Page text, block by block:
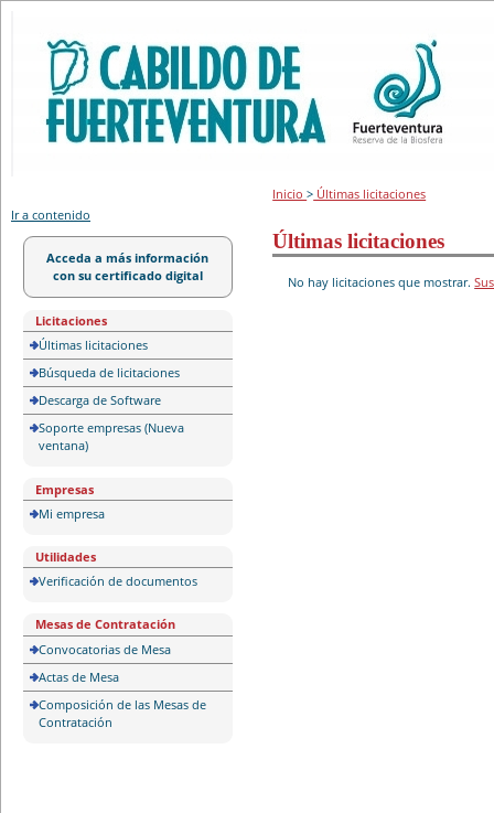
Ir a contenido
Acceda a más información
con su certificado digital
Licitaciones
Últimas licitaciones
Búsqueda de licitaciones
Descarga de Software
Soporte empresas (Nueva
ventana)
Empresas
Mi empresa
Utilidades
Verificación de documentos
Mesas de Contratación
Convocatorias de Mesa
Actas de Mesa
Composición de las Mesas de
Contratación
Inicio> Últimas licitaciones
Últimas licitaciones
No hay licitaciones que mostrar.